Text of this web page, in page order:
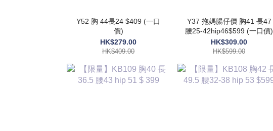
Y52 胸 44長24 $409 (一口
價)
HK$279.00
HK$409.00
Y37 拖媽腸仔價 胸41 長47
腰25-42hip46$599 (一口價)
HK$309.00
HK$599.00